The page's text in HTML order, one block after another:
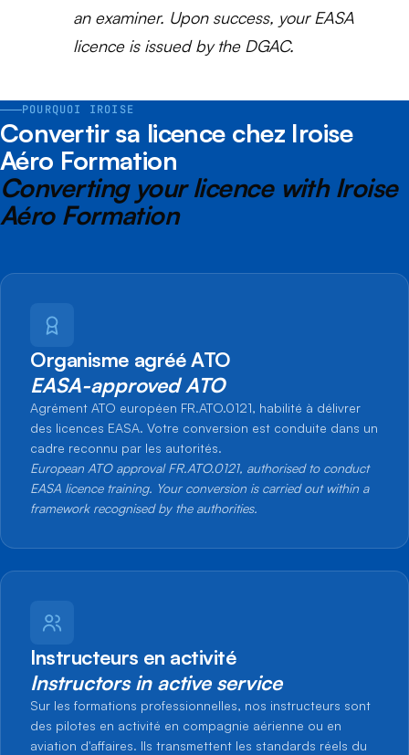
an examiner. Upon success, your EASA
licence is issued by the DGAC.
POURQUOI IROISE
Convertir sa licence chez Iroise
Aéro Formation
Converting your licence with Iroise
Aéro Formation
Organisme agréé ATO
EASA-approved ATO
Agrément ATO européen FR.ATO.0121, habilité à délivrer
des licences EASA. Votre conversion est conduite dans un
cadre reconnu par les autorités.
European ATO approval FR.ATO.0121, authorised to conduct
EASA licence training. Your conversion is carried out within a
framework recognised by the authorities.
Instructeurs en activité
Instructors in active service
Sur les formations professionnelles, nos instructeurs sont
des pilotes en activité en compagnie aérienne ou en
aviation d'affaires. Ils transmettent les standards réels du